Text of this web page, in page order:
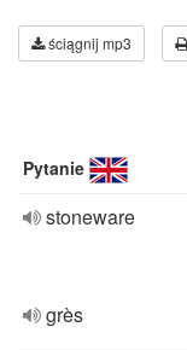
ściągnij mp3
Pytanie
stoneware
grès